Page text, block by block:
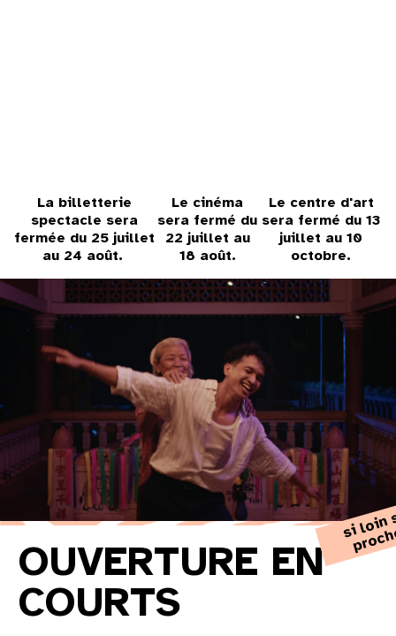
La billetterie
spectacle sera
fermée du 25 juillet
au 24 août.
Le cinéma
sera fermé du
22 juillet au
18 août.
Le centre d'art
sera fermé du 13
juillet au 10
octobre.
si
OUVERTURE EN
COURTS